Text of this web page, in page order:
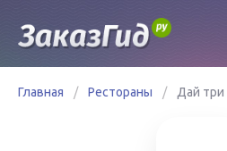
Главная / Рестораны / Дай три